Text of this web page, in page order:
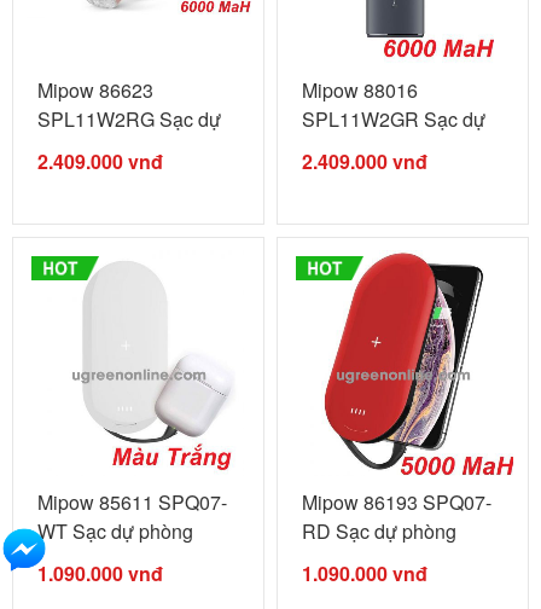
Mipow 86623
SPL11W2RG Sạc dự
phòng Apple ...
2.409.000vnđ
Mipow 88016
SPL11W2GR Sạc dự
phòng Apple ...
2.409.000vnđ
Mipow 85611 SPQ07-
WT Sạc dự phòng
không ...
1.090.000vnđ
Mipow 86193 SPQ07-
RD Sạc dự phòng
không ...
1.090.000vnđ